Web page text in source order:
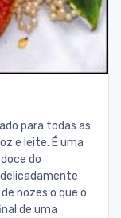
para todas as
e leite. É uma
do
nozes o que o
de uma